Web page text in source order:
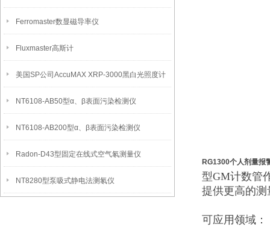
Ferromaster数显磁导率仪
Fluxmaster高斯计
美国SP公司AccuMAX XRP-3000黑白光照度计
NT6108-AB50型α、β表面污染检测仪
NT6108-AB200型α、β表面污染检测仪
Radon-D43型固定在线式空气氡测量仪
NT8280型泵吸式静电法测氡仪
RG1300个人剂量报
型GM计数管
提供更高的
可应用领域：